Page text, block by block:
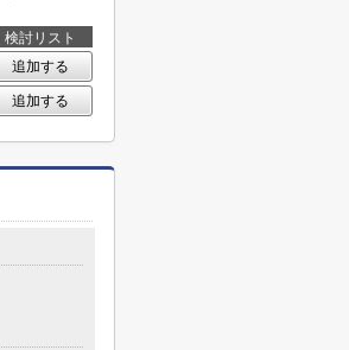
検討リスト
追加する
追加する